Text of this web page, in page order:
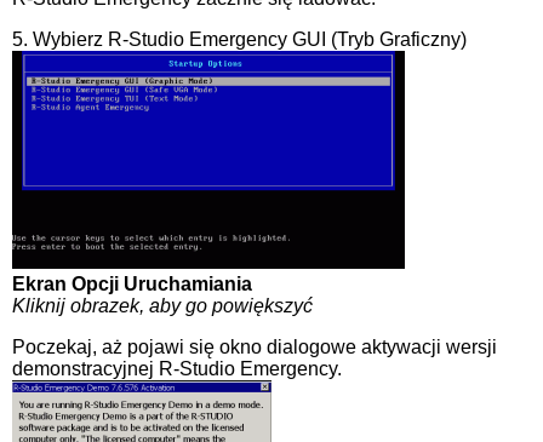
5. Wybierz R-Studio Emergency GUI (Tryb Graficzny)
Ekran Opcji Uruchamiania
Kliknij obrazek, aby go powiększyć
Poczekaj, aż pojawi się okno dialogowe aktywacji wersji
demonstracyjnej R-Studio Emergency.